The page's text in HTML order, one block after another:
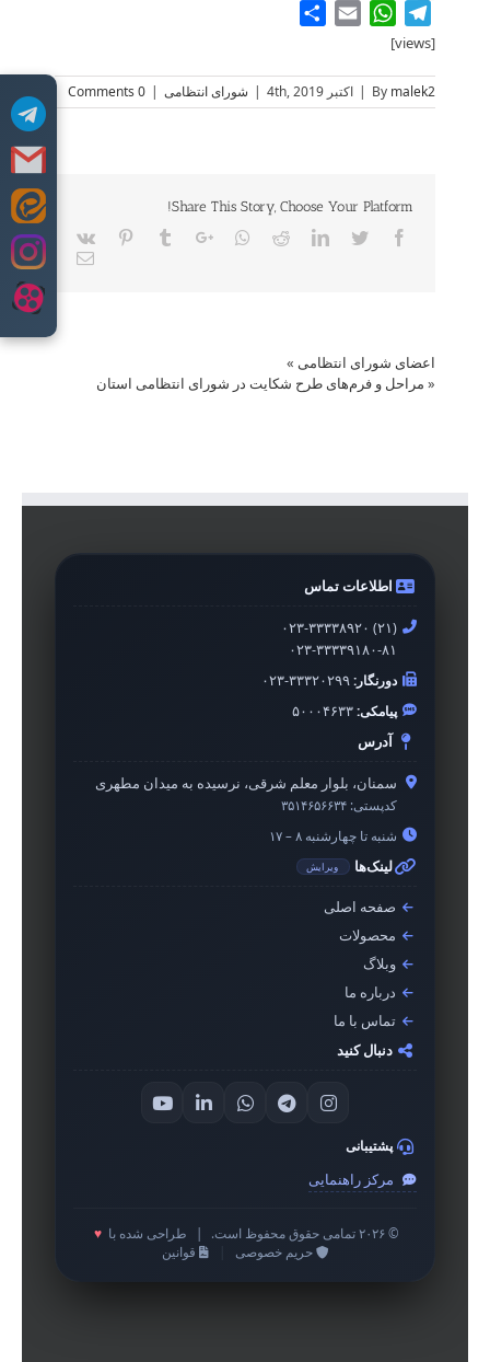
Skip
to
Telegram
WhatsApp
Email
[views]
By malek2
| اکتبر 4th, 2019 | شورای انتظامی |
0 Comments
Share This Story, Choose Your Platform!
Facebook
Twitter
LinkedIn
Reddit
Whatsapp
Google+
Tumblr
Pinterest
Vk
Email
اعضای شورای انتظامی »
« مراحل و فرم‌های طرح شکایت در شورای انتظامی استان
اطلاعات تماس
۰۲۳-۳۳۳۳۸۹۲۰ (۲۱)
۰۲۳-۳۳۳۳۹۱۸۰-۸۱
دورنگار:۰۲۳-۳۳۳۲۰۲۹۹
پیامکی:۵۰۰۰۴۶۳۳
آدرس
سمنان، بلوار معلم شرقی، نرسیده به میدان مطهری
کدپستی: ۳۵۱۴۶۵۶۶۳۴
شنبه تا چهارشنبه ۸ – ۱۷
لینک‌ها ویرایش
صفحه اصلی
محصولات
وبلاگ
درباره ما
تماس با ما
دنبال کنید
پشتیبانی
مرکز راهنمایی
© ۲۰۲۶ تمامی حقوق محفوظ است. طراحی شده با ♥
حریم خصوصی
قوانین